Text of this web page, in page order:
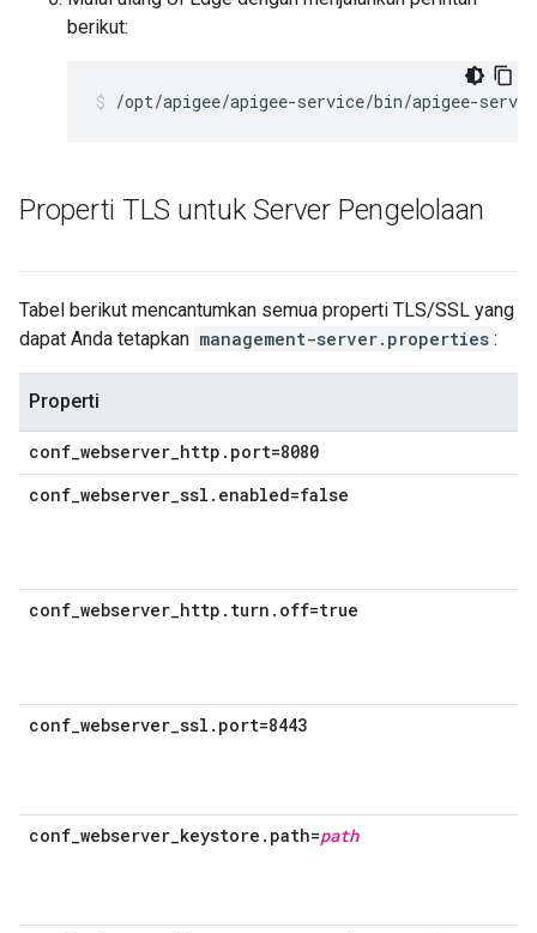
berikut:
/opt/apigee/apigee-service/bin/apigee-
Properti TLS untuk Server Pengelolaan
Tabel berikut mencantumkan semua properti TLS/SSL yang
dapat Anda tetapkan management-server.properties :
Properti
conf_webserver_http.port=8080
conf_webserver_ssl.enabled=false
conf_webserver_http.turn.off=true
conf_webserver_ssl.port=8443
conf_webserver_keystore.path=path